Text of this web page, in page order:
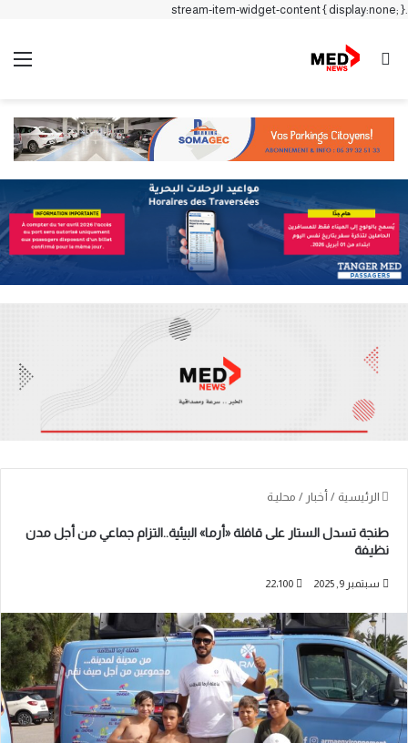
.stream-item-widget-content { display:none; }
بحث عن
الرئيسية / أخبار / محليـة
طنجة تسدل الستار على قافلة «أرما» البيئية..التزام جماعي من أجل مدن
نظيفة
سبتمبر 9, 2025 22٬100